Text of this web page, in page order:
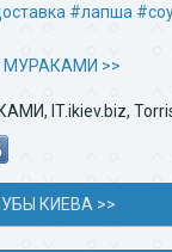
#лапша
МУРАКАМИ >>
, IT.ikiev.biz,
КИЕВА >>